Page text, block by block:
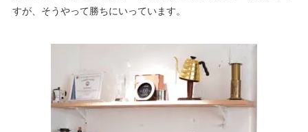
すが、そうやって勝ちにいっています。